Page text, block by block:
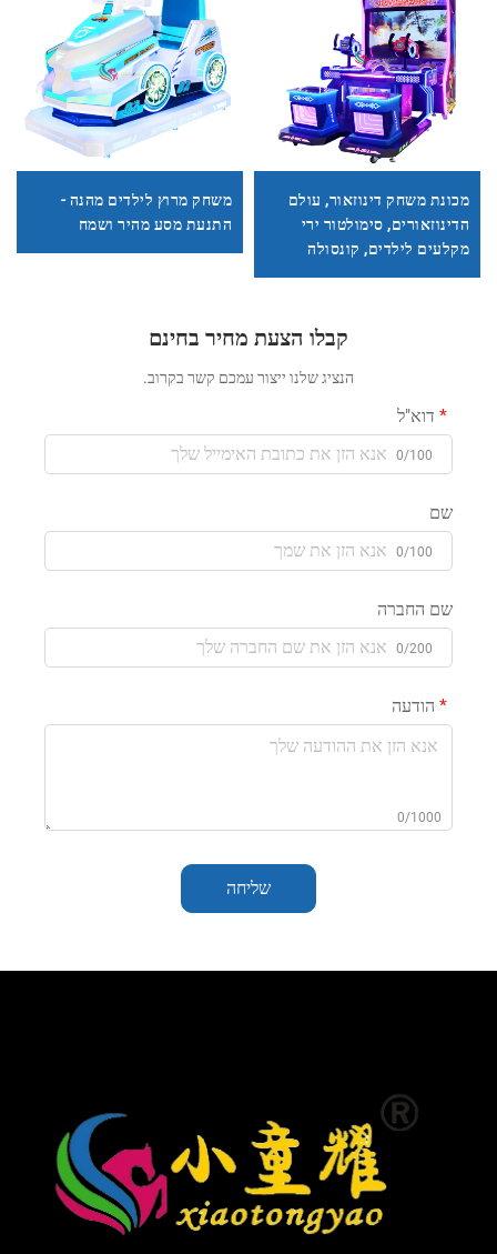
מכונת משחק דינוזאור, עולם
הדינוזאורים, סימולטור ירי
מקלעים לילדים, קונסולה
משחק מרוץ לילדים מהנה -
התנעת מסע מהיר ושמח
קבלו הצעת מחיר בחינם
הנציג שלנו ייצור עמכם קשר בקרוב.
דוא"ל
0/100
שם
0/100
שם החברה
0/200
הודעה
0/1000
שליחה